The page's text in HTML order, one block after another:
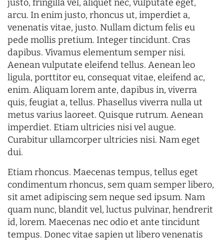
justo, fringilla vel, aliquet nec, vulputate eget,
arcu. In enim justo, rhoncus ut, imperdiet a,
venenatis vitae, justo. Nullam dictum felis eu
pede mollis pretium. Integer tincidunt. Cras
dapibus. Vivamus elementum semper nisi.
Aenean vulputate eleifend tellus. Aenean leo
ligula, porttitor eu, consequat vitae, eleifend ac,
enim. Aliquam lorem ante, dapibus in, viverra
quis, feugiat a, tellus. Phasellus viverra nulla ut
metus varius laoreet. Quisque rutrum. Aenean
imperdiet. Etiam ultricies nisi vel augue.
Curabitur ullamcorper ultricies nisi. Nam eget
dui.
Etiam rhoncus. Maecenas tempus, tellus eget
condimentum rhoncus, sem quam semper libero,
sit amet adipiscing sem neque sed ipsum. Nam
quam nunc, blandit vel, luctus pulvinar, hendrerit
id, lorem. Maecenas nec odio et ante tincidunt
tempus. Donec vitae sapien ut libero venenatis